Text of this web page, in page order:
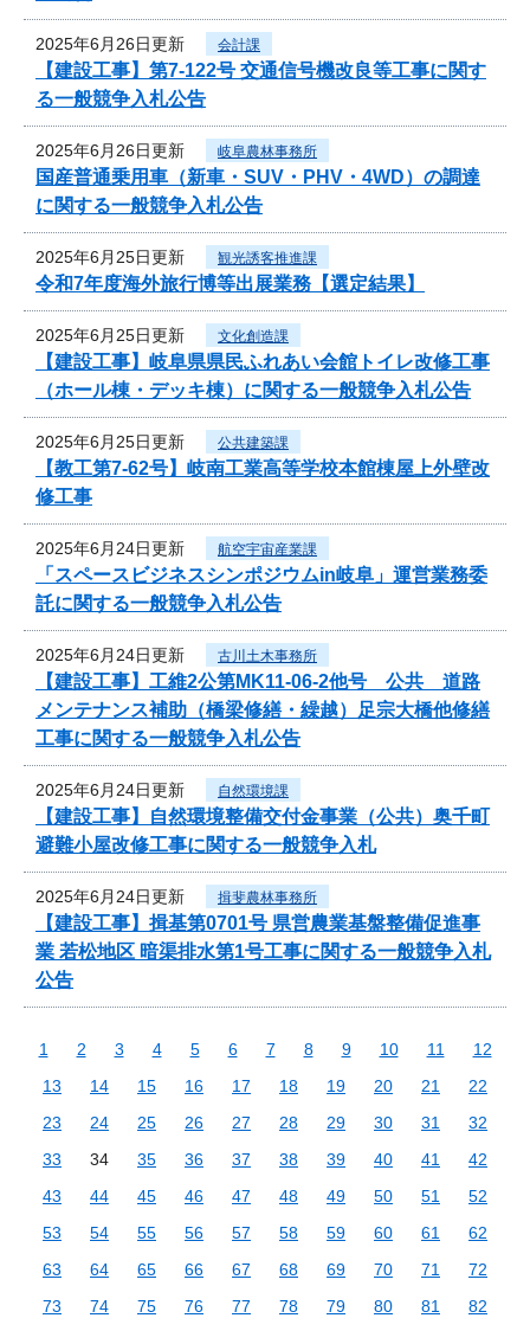
2025年6月26日更新 会計課
【建設工事】第7-122号 交通信号機改良等工事に関す
る一般競争入札公告
2025年6月26日更新 岐阜農林事務所
国産普通乗用車（新車・SUV・PHV・4WD）の調達
に関する一般競争入札公告
2025年6月25日更新 観光誘客推進課
令和7年度海外旅行博等出展業務【選定結果】
2025年6月25日更新 文化創造課
【建設工事】岐阜県県民ふれあい会館トイレ改修工事
（ホール棟・デッキ棟）に関する一般競争入札公告
2025年6月25日更新 公共建築課
【教工第7-62号】岐南工業高等学校本館棟屋上外壁改
修工事
2025年6月24日更新 航空宇宙産業課
「スペースビジネスシンポジウムin岐阜」運営業務委
託に関する一般競争入札公告
2025年6月24日更新 古川土木事務所
【建設工事】工維2公第MK11-06-2他号 公共 道路
メンテナンス補助（橋梁修繕・繰越）足宗大橋他修繕
工事に関する一般競争入札公告
2025年6月24日更新 自然環境課
【建設工事】自然環境整備交付金事業（公共）奥千町
避難小屋改修工事に関する一般競争入札
2025年6月24日更新 揖斐農林事務所
【建設工事】揖基第0701号 県営農業基盤整備促進事
業 若松地区 暗渠排水第1号工事に関する一般競争入札
公告
1 2 3 4 5 6 7 8 9 10 11
12
13
14 15 16 17 18 19 20 21
22
23
24 25 26 27 28 29 30 31
32
33
34 35 36 37 38 39 40 41
42
43
44 45 46 47 48 49 50 51
52
53
54 55 56 57 58 59 60 61
62
63
64 65 66 67 68 69 70 71
72
73
74 75 76 77 78 79 80 81
82